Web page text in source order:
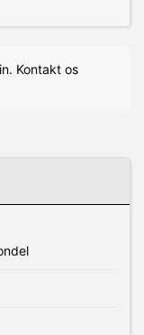
Kontakt os